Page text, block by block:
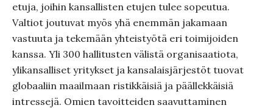
etuja, joihin kansallisten etujen tulee sopeutua.
Valtiot joutuvat myös yhä enemmän jakamaan
vastuuta ja tekemään yhteistyötä eri toimijoiden
kanssa. Yli 300 hallitusten välistä organisaatiota,
ylikansalliset yritykset ja kansalaisjärjestöt tuovat
globaaliin maailmaan ristikkäisiä ja päällekkäisiä
intressejä. Omien tavoitteiden saavuttaminen